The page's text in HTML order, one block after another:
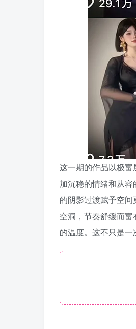
这一期的作品以极
加沉稳的情绪和从
的阴影过渡赋予空
空洞，节奏舒缓而
的温度。这不只是一